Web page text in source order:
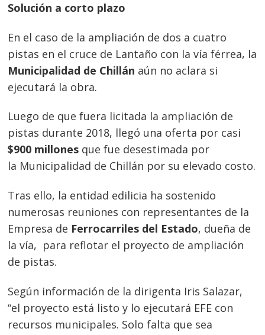
Solución a corto plazo
En el caso de la ampliación de dos a cuatro
pistas en el cruce de Lantaño con la vía férrea, la
Municipalidad de Chillán aún no aclara si
ejecutará la obra.
Luego de que fuera licitada la ampliación de
pistas durante 2018, llegó una oferta por casi
$900 millones que fue desestimada por
la Municipalidad de Chillán por su elevado costo.
Tras ello, la entidad edilicia ha sostenido
numerosas reuniones con representantes de la
Empresa de Ferrocarriles del Estado, dueña de
la vía, para reflotar el proyecto de ampliación
de pistas.
Según información de la dirigenta Iris Salazar,
“el proyecto está listo y lo ejecutará EFE con
recursos municipales. Solo falta que sea